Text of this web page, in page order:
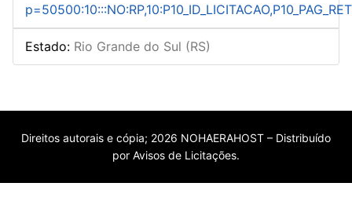
Estado: Rio Grande do Sul (RS)
Direitos autorais e cópia; 2026 NOHAERAHOST – Distribuído
por Avisos de Licitações.